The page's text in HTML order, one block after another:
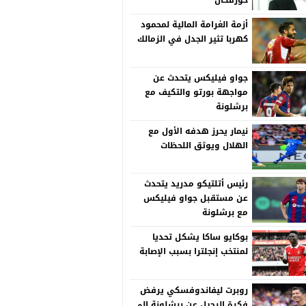
أزمة الغرامة المالية لمحمود
كهربا تثير الجدل في الزمالك
جواو فيليكس يتحدث عن
مواجهة بورتو والتكيف مع
برشلونة
نيمار يحرز هدفه الأول مع
الهلال ويوثق اللحظات
رئيس أتلتيكو مدريد يتحدث
عن مستقبل جواو فيليكس
مع برشلونة
بوكايو ساكا يشكل تحديا
لمنتخب إنجلترا بسبب الإصابة
روبرت ليفاندوفسكي يرفض